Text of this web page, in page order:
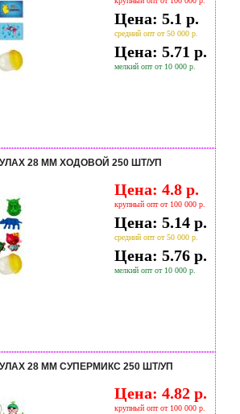
Цена: 5.1 р.
средний опт от 50 000 р.
Цена: 5.71 р.
мелкий опт от 10 000 р.
28 ММ ХОДОВОЙ 250 ШТ/УП
Цена: 4.8 р.
крупный опт от 100 000 р.
Цена: 5.14 р.
средний опт от 50 000 р.
Цена: 5.76 р.
мелкий опт от 10 000 р.
28 ММ СУПЕРМИКС 250 ШТ/УП
Цена: 4.82 р.
крупный опт от 100 000 р.